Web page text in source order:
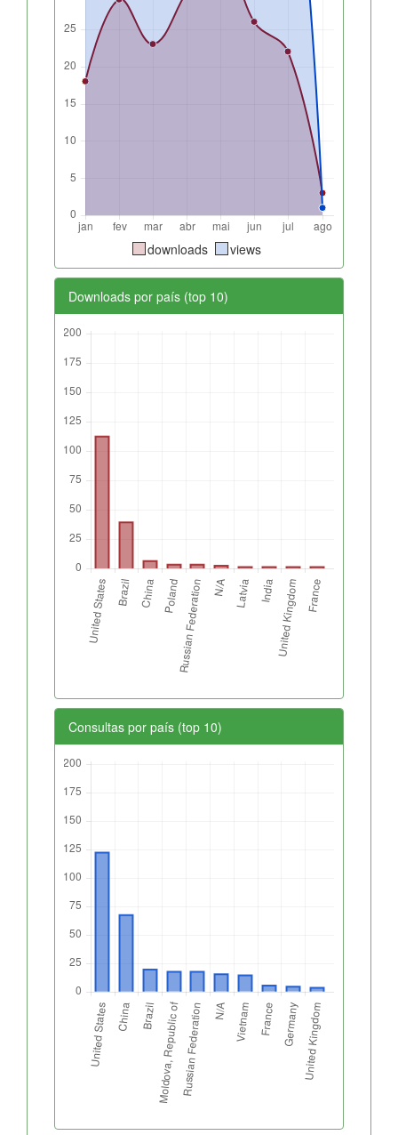
downloads views
Downloads por país (top 10)
Consultas por país (top 10)